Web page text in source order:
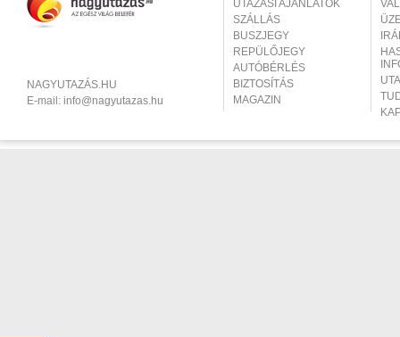
NAGYUTAZÁS.HU
E-mail: info@nagyutazas.hu
UTAZÁSI AJÁNLATOK
SZÁLLÁS
BUSZJEGY
REPÜLŐJEGY
AUTÓBÉRLÉS
BIZTOSÍTÁS
MAGAZIN